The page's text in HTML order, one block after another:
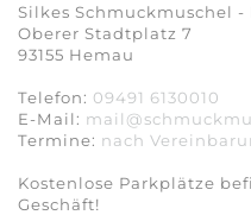
Silkes Schmuckmuschel -
Oberer Stadtplatz 7
93155 Hemau
Telefon: 09491 6130010
E-Mail:
Termine: nach
Kostenlose Parkplätze
Geschäft!